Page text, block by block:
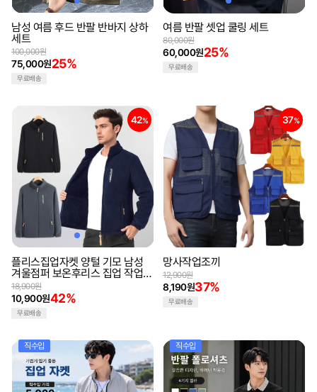
남성 여름 후드 반팔 반바지 상하
세트
75,000원25%
100,000원
무료배송
여름 반팔 셋업 쿨링 세트
60,000원25%
80,000원
무료배송
42%
플리스집업자켓 양털 기모 남성
겨울점퍼 보온후리스 집업 작업복
남성잠바
10,900원42%
18,900원
무료배송
37%
망사작업조끼
8,190원37%
12,900원
무료배송
직수입 직수입